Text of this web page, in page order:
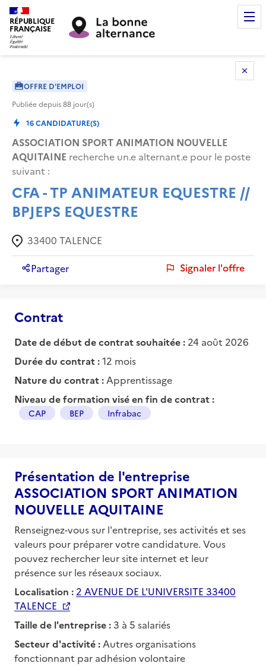
RÉPUBLIQUE
FRANÇAISE
OFFRE D'EMPLOI
Publiée depuis88 jour(s)
16CANDIDATURE(S)
ASSOCIATION SPORT ANIMATION NOUVELLE
AQUITAINE recherche un.e alternant.e pour le poste
suivant :
CFA - TP ANIMATEUR EQUESTRE //
BPJEPS EQUESTRE
33400 TALENCE
Partager Signaler l'offre
Contrat
Date de début de contrat souhaitée : 24 août 2026
Durée du contrat :12 mois
Nature du contrat : Apprentissage
Niveau de formation visé en fin de contrat :
CAP BEP Infrabac
Présentation de l'entreprise
ASSOCIATION SPORT ANIMATION
NOUVELLE AQUITAINE
Renseignez-vous sur l'entreprise, ses activités et ses
valeurs pour préparer votre candidature. Vous
pouvez rechercher leur site internet et leur
présence sur les réseaux sociaux.
Localisation : 2 AVENUE DE L'UNIVERSITE 33400
TALENCE
Taille de l'entreprise : 3 à 5 salariés
Secteur d'activité : Autres organisations
fonctionnant par adhésion volontaire